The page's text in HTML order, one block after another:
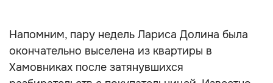
Напомним, пару недель Лариса Долина была
окончательно выселена из квартиры в
Хамовниках после затянувшихся